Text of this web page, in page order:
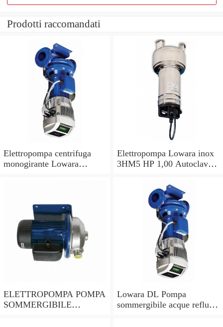
Prodotti raccomandati
Elettropompa centrifuga
monogirante Lowara
Elettropompa Lowara inox
3HM5 HP 1,00 Autoclave
ELETTROPOMPA POMPA
SOMMERGIBILE
Lowara DL Pompa
sommergibile acque reflue